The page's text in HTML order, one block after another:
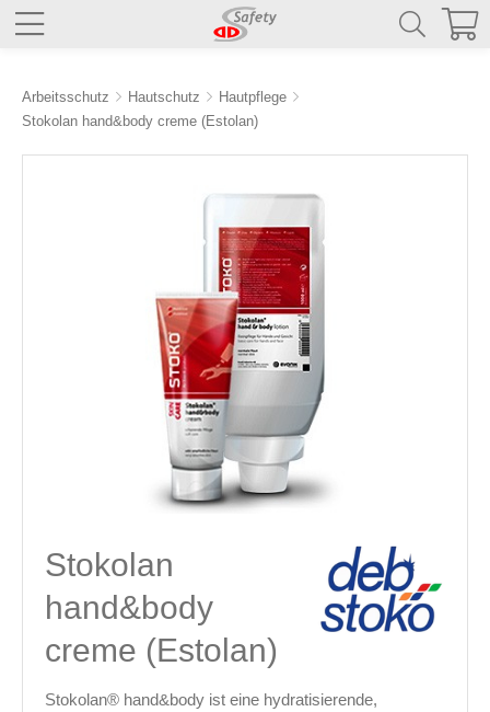
Arbeitsschutz Hautschutz
Hautpflege
Stokolan hand&body creme (Estolan)
Stokolan
hand&body
creme (Estolan)
Stokolan® hand&body ist eine hydratisierende,